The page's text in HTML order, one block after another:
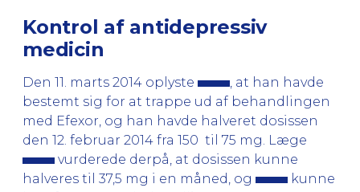
Kontrol af antidepressiv
medicin
Den 11. marts 2014 oplyste
, at han havde
bestemt sig for at trappe ud af behandlingen
med Efexor, og han havde halveret dosissen
den 12. februar 2014 fra 150 til 75 mg. Læge
vurderede derpå, at dosissen kunne
halveres til 37,5 mg i en måned, og
kunne